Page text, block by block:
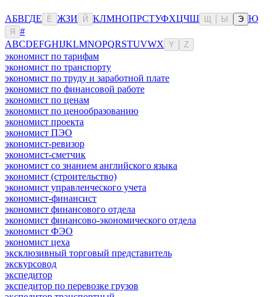
АБВГДЕ Ё ЖЗИ Й КЛМНОПРСТУФХЦЧШ Ы Э Ю
Я
#
ABCDEFGHIJKLMNOPQRSTUVWX Y Z
экономист по тарифам
экономист по транспорту
экономист по труду и заработной плате
экономист по финансовой работе
экономист по ценам
экономист по ценообразованию
экономист проекта
экономист ПЭО
экономист-ревизор
экономист-сметчик
экономист со знанием английского языка
экономист (строительство)
экономист управленческого учета
экономист-финансист
экономист финансового отдела
экономист финансово-экономического отдела
экономист ФЭО
экономист цеха
эксклюзивный торговый представитель
экскурсовод
экспедитор
экспедитор по перевозке грузов